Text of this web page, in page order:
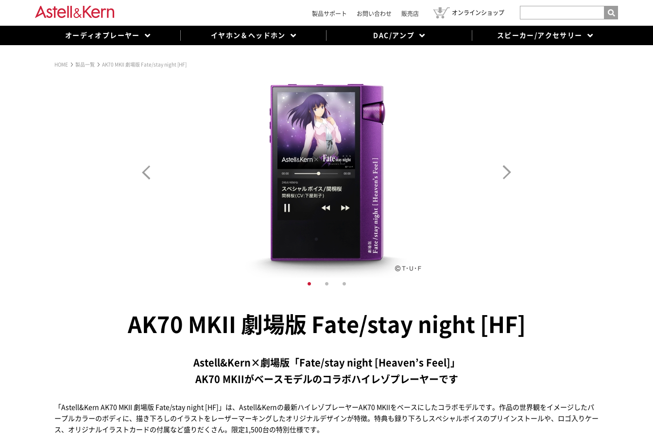
製品サポート お問い合わせ 販売店 オンラインショップ
オーディオプレーヤー イヤホン＆ヘッドホン DAC/アンプ スピーカー/アクセサリー
HOME 製品一覧 AK70 MKII 劇場版 Fate/stay night [HF]
AK70 MKII 劇場版 Fate/stay night [HF]
Astell&Kern×劇場版「Fate/stay night [Heaven’s Feel]」
AK70 MKIIがベースモデルのコラボハイレゾプレーヤーです
「Astell&Kern AK70 MKII 劇場版 Fate/stay night [HF]」は、Astell&Kernの最新ハイレゾプレーヤーAK70 MKIIをベースにしたコラボモデルです。作品の世界観をイメージしたパ
ープルカラーのボディに、描き下ろしのイラストをレーザーマーキングしたオリジナルデザインが特徴。特典も録り下ろしスペシャルボイスのプリインストールや、ロゴ入りケー
ス、オリジナルイラストカードの付属など盛りだくさん。限定1,500台の特別仕様です。